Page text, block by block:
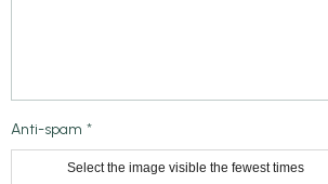
Anti-spam
Select the image visible the fewest times